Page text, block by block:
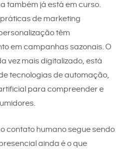
também já está em curso.
de marketing
têm
em campanhas sazonais. O
vez mais digitalizado, está
tecnologias de automação,
para compreender e
contato humano segue sendo
ainda é o que